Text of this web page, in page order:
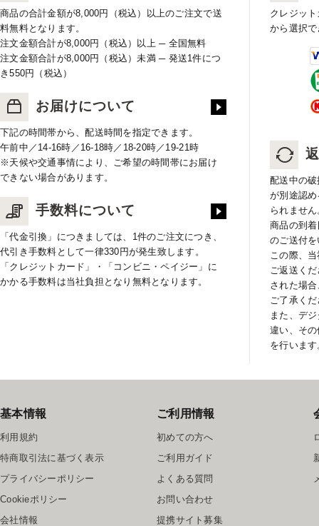
商品の合計金額が8,000円（税込）以上のご注文で送
料無料となります。
注文金額合計が8,000円（税込）以上 ─ 全国無料
注文金額合計が8,000円（税込）未満 ─ 発送1件につ
き550円（税込）
お届けについて
下記の時間帯から、配送時間を指定できます。
午前中／14-16時／16-18時／18-20時／19-21時
※天候や交通事情により、ご希望の時間帯にお届け
できない場合があります。
手数料について
「代金引換」につきましては、1件のご注文につき、
代引き手数料として一律330円が発生致します。
「クレジットカード」・「コンビニ・ペイジー」に
かかる手数料は当社負担となり無料となります。
クレジッ
から選択
配送中の
が別途認
られません
商品の到
のご送付
この際、
ご返送く
された場
ご了承く
また、デ
違い、そ
を行います
基本情報
利用規約
特商取引法に基づく表示
プライバシーポリシー
Cookieポリシー
会社情報
ご利用情報
初めての方へ
ご利用ガイド
よくある質問
お問い合わせ
提携サイト募集